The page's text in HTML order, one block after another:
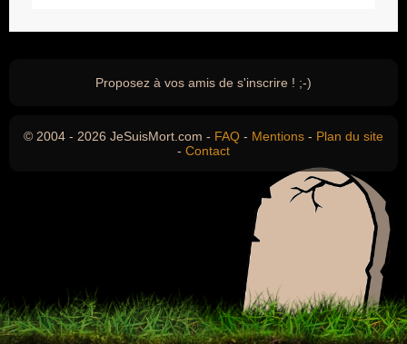
Proposez à vos amis de s'inscrire ! ;-)
© 2004 - 2026 JeSuisMort.com - FAQ - Mentions - Plan du site
- Contact